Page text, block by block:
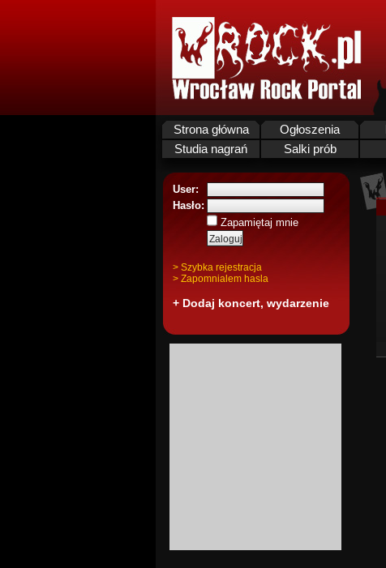
Strona główna Ogłoszenia
Studia nagrań
Salki prób
User:
Hasło:
Zapamiętaj mnie
> Szybka rejestracja
> Zapomnialem hasla
+ Dodaj koncert, wydarzenie